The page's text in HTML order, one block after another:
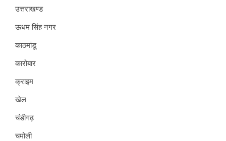
उत्तराखण्ड
ऊधम सिंह नगर
काठमांडू
कारोबार
क्राइम
खेल
चंडीगढ़
चमोली